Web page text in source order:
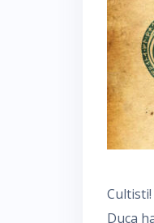
Cultisti!
Duca